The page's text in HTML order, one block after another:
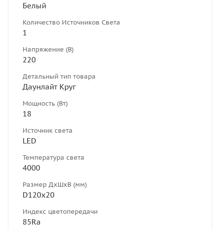
Белый
Количество Источников Света
1
Напряжение (В)
220
Детальный тип товара
Даунлайт Круг
Мощность (Вт)
18
Источник света
LED
Температура света
4000
Размер ДхШхВ (мм)
D120х20
Индекс цветопередачи
85Ra